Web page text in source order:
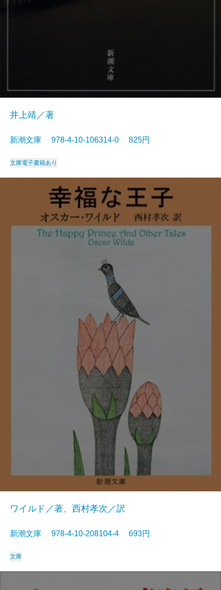
井上靖／著
新潮文庫 978-4-10-106314-0 825円
文庫電子書籍あり
ワイルド／著、西村孝次／訳
新潮文庫 978-4-10-208104-4 693円
文庫